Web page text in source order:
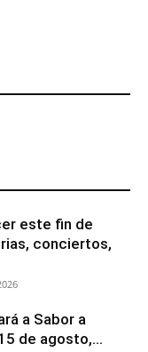
este fin de
conciertos,
a Sabor a
de agosto,...